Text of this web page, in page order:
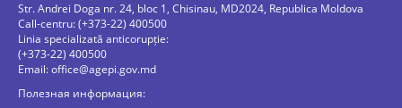
Str. Andrei Doga nr. 24, bloc 1, Chisinau, MD2024, Republica Moldova
Call-centru: (+373-22) 400500
Linia specializată anticorupție:
(+373-22) 400500
Email:office@agepi.gov.md
Полезная информация: